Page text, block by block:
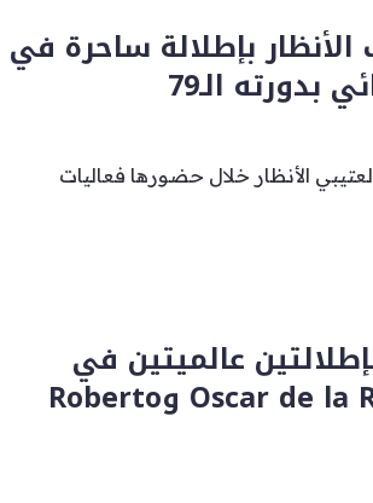
بإطلالة ساحرة في
الـ79
الأنظار خلال حضورها فعاليات
عالميتين في
مهرجان كان.. وOscar de la Renta وRoberto